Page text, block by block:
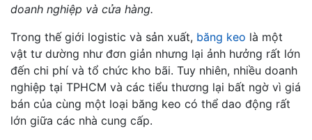
doanh nghiệp và cửa hàng.
Trong thế giới logistic và sản xuất, băng keo là một
vật tư dường như đơn giản nhưng lại ảnh hưởng rất lớn
đến chi phí và tổ chức kho bãi. Tuy nhiên, nhiều doanh
nghiệp tại TPHCM và các tiểu thương lại bất ngờ vì giá
bán của cùng một loại băng keo có thể dao động rất
lớn giữa các nhà cung cấp.